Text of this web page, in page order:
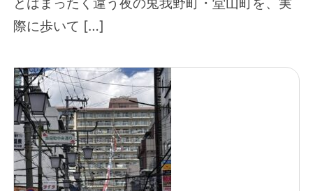
際に歩いて […]